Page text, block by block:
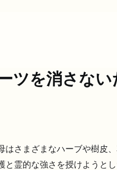
ツを消さない
はさまざまなハーブや樹皮
と霊的な強さを授けようと